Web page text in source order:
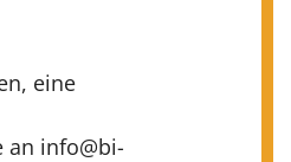
eine
an info@bi-